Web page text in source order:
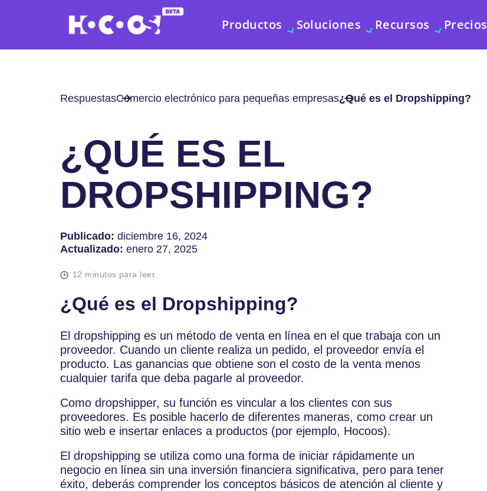
Productos Soluciones Recursos Precios
RespuestasComercio electrónico para pequeñas empresas¿Qué es el Dropshipping?
¿QUÉ ES EL
DROPSHIPPING?
Publicado: diciembre 16, 2024
Actualizado: enero 27, 2025
12 minutos para leer
¿Qué es el Dropshipping?
El dropshipping es un método de venta en línea en el que trabaja con un
proveedor. Cuando un cliente realiza un pedido, el proveedor envía el
producto. Las ganancias que obtiene son el costo de la venta menos
cualquier tarifa que deba pagarle al proveedor.
Como dropshipper, su función es vincular a los clientes con sus
proveedores. Es posible hacerlo de diferentes maneras, como crear un
sitio web e insertar enlaces a productos (por ejemplo, Hocoos).
El dropshipping se utiliza como una forma de iniciar rápidamente un
negocio en línea sin una inversión financiera significativa, pero para tener
éxito, deberás comprender los conceptos básicos de atención al cliente y